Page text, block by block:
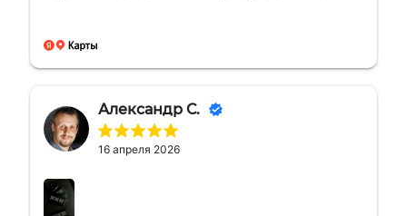
Александр С.
16 апреля 2026